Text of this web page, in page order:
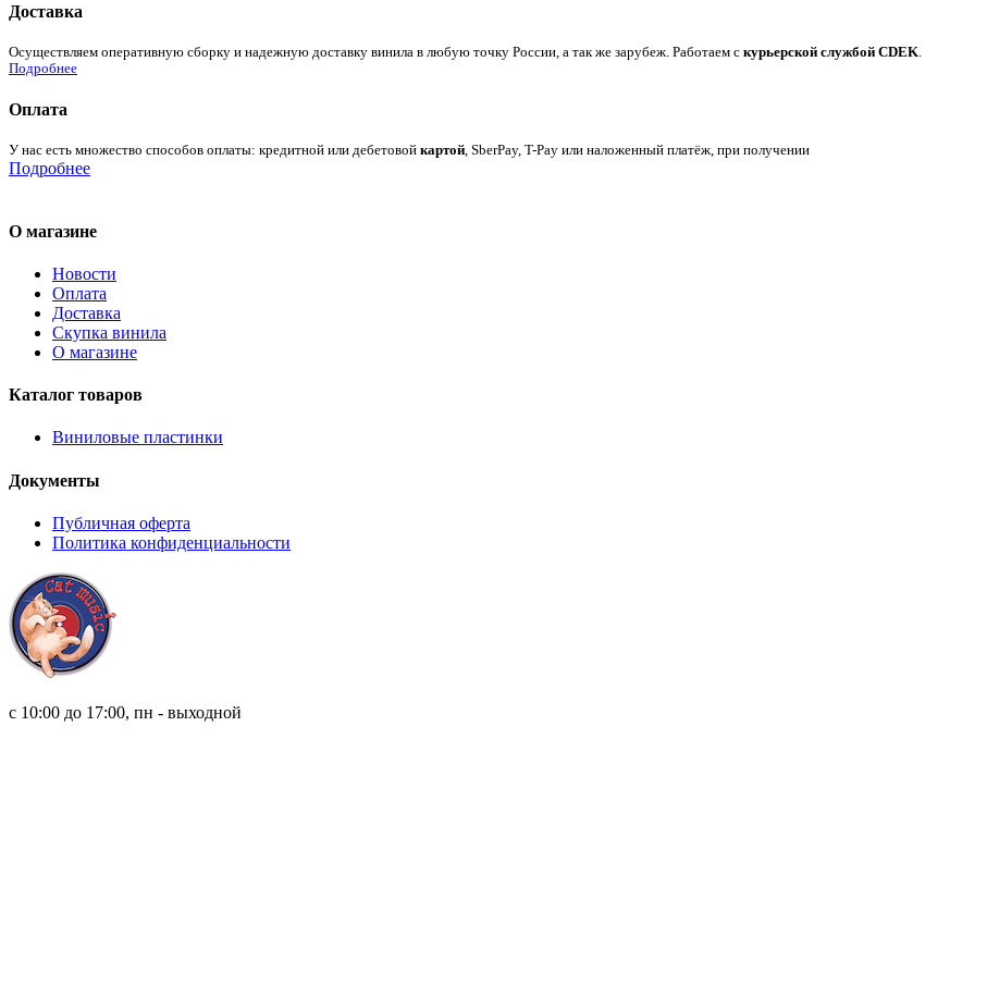
Доставка
Осуществляем оперативную сборку и надежную доставку винила в любую точку России, а так же зарубеж. Работаем с курьерской службой CDEK
Подробнее
Оплата
У нас есть множество способов оплаты: кредитной или дебетовой картой, SberPay, T-Pay или наложенный платёж, при получении
Подробнее
О магазине
Новости
Оплата
Доставка
Скупка винила
О магазине
Каталог товаров
Виниловые пластинки
Документы
Публичная оферта
Политика конфиденциальности
с 10:00 до 17:00, пн - выходной